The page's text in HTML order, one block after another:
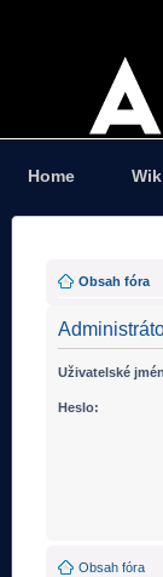
Home
Obsah fóra
Uživatelské
Heslo:
Obsah fóra